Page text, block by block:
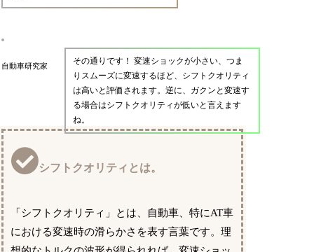
自動車研究家
その通りです！ 変速ショックが小さい、つま
りスムーズに変速するほど、シフトクオリティ
は高いと評価されます。逆に、ガクンと変速す
る場合はシフトクオリティが低いと言えます
ね。
シフトクオリティとは。
「シフトクオリティ」とは、自動車、特にAT車
における変速時の滑らかさを表す言葉です。理